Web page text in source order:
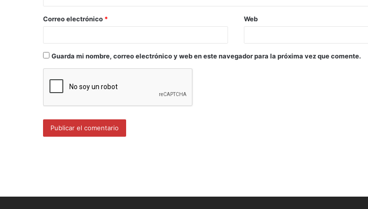
Correo electrónico * Web
Guarda mi nombre, correo electrónico y web en este navegador para la próxima vez que comente.